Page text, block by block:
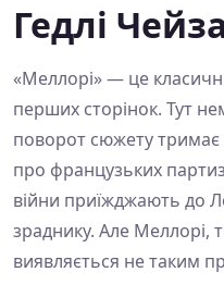
Гедлі Чейза
«Меллорі» — це
перших сторінок. Тут
поворот сюжету тримає
про французьких
війни приїжджають до
зраднику. Але Меллорі,
виявляється не таким